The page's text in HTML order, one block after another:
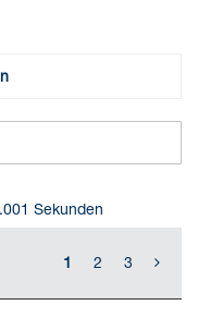
Sekunden
1 2 3